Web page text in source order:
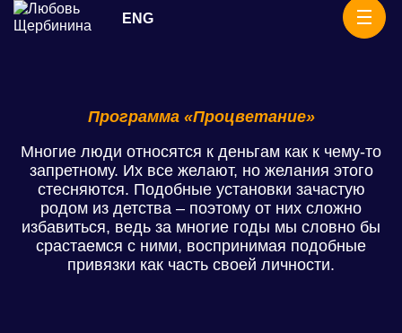
Skip
ENG
Программа «Процветание»
Многие люди относятся к деньгам как к чему-то
запретному. Их все желают, но желания этого
стесняются. Подобные установки зачастую
родом из детства – поэтому от них сложно
избавиться, ведь за многие годы мы словно бы
срастаемся с ними, воспринимая подобные
привязки как часть своей личности.